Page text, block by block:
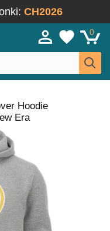
CH2026
0
Hoodie
Era